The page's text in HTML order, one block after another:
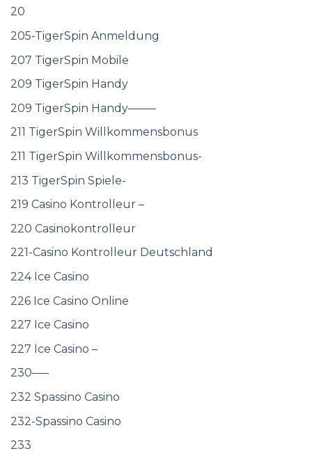
20
205-TigerSpin Anmeldung
207 TigerSpin Mobile
209 TigerSpin Handy
209 TigerSpin Handy——–
211 TigerSpin Willkommensbonus
211 TigerSpin Willkommensbonus-
213 TigerSpin Spiele-
219 Casino Kontrolleur –
220 Casinokontrolleur
221-Casino Kontrolleur Deutschland
224 Ice Casino
226 Ice Casino Online
227 Ice Casino
227 Ice Casino –
230—–
232 Spassino Casino
232-Spassino Casino
233